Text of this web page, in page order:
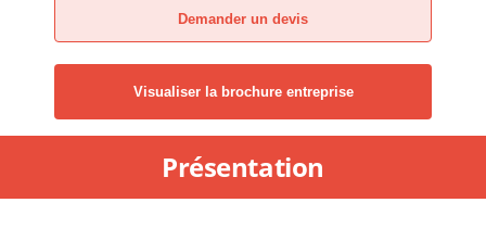
Demander un devis
Visualiser la brochure entreprise
Présentation